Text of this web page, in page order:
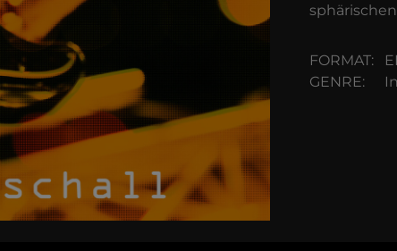
FORMAT:
GENRE: